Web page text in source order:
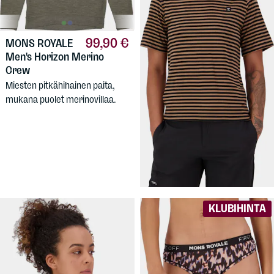
99,90 €
MONS ROYALE
Men's Horizon Merino
Crew
Miesten pitkähihainen paita,
mukana puolet merinovillaa.
69,90 €
MONS ROYALE
Women's Icon Merino T-
Shirt
Merinovillaseosksesta tehty t-
paita naisille.
KLUBIHINTA